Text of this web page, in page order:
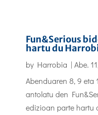
Fun&Serious
hartu du
by Harrobia | Abe.
Abenduaren 8, 9
antolatu den
edizioan parte hartu